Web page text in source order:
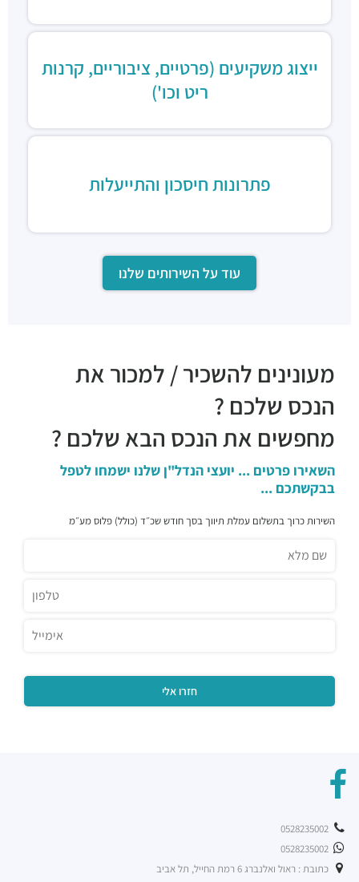
ייצוג משקיעים (פרטיים, ציבוריים, קרנות
ריט וכו')
פתרונות חיסכון והתייעלות
עוד על השירותים שלנו
מעונינים להשכיר / למכור את
הנכס שלכם ?
מחפשים את הנכס הבא שלכם ?
השאירו פרטים ... יועצי הנדל"ן שלנו ישמחו לטפל
בבקשתכם ...
השירות כרוך בתשלום עמלת תיווך בסך חודש שכ״ד (כולל) פלוס מע״מ
כתובת : ראול ואלנברג 6 רמת החייל, תל אביב